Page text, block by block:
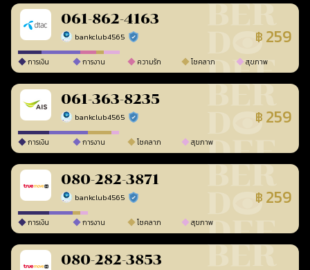
061-862-4163
bankclub4565 ร้านยืนยันแล้ว ฿ 259
การเงิน การงาน ความรัก โชคลาภ สุขภาพ
061-363-8235
bankclub4565 ร้านยืนยันแล้ว ฿ 259
การเงิน การงาน โชคลาภ สุขภาพ
080-282-3871
bankclub4565 ร้านยืนยันแล้ว ฿ 259
การเงิน การงาน โชคลาภ สุขภาพ
080-282-3853